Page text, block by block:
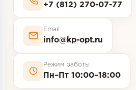
Пробковое покрытие
Ковровая плитка
Плинтус
Подложка
+7 (812) 270-07-77
Email
info@kp-opt.ru
Режим работы
Пн–Пт 10:00–18:00